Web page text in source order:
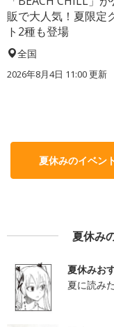
販で大人気！夏限定
ト2種も登場
全国
2026年8月4日 11:00更新
夏休みのイベン
夏休み
夏休みお
夏に読み